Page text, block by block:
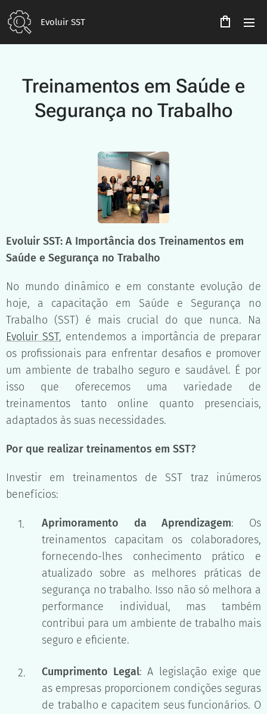
Evoluir SST
Treinamentos em Saúde e
Segurança no Trabalho
Evoluir SST: A Importância dos Treinamentos em
Saúde e Segurança no Trabalho
No mundo dinâmico e em constante evolução de
hoje, a capacitação em Saúde e Segurança no
Trabalho (SST) é mais crucial do que nunca. Na
Evoluir SST, entendemos a importância de preparar
os profissionais para enfrentar desafios e promover
um ambiente de trabalho seguro e saudável. É por
isso que oferecemos uma variedade de
treinamentos tanto online quanto presenciais,
adaptados às suas necessidades.
Por que realizar treinamentos em SST?
Investir em treinamentos de SST traz inúmeros
benefícios:
Aprimoramento da Aprendizagem: Os
treinamentos capacitam os colaboradores,
fornecendo-lhes conhecimento prático e
atualizado sobre as melhores práticas de
segurança no trabalho. Isso não só melhora a
performance individual, mas também
contribui para um ambiente de trabalho mais
seguro e eficiente.
Cumprimento Legal: A legislação exige que
as empresas proporcionem condições seguras
de trabalho e capacitem seus funcionários. O